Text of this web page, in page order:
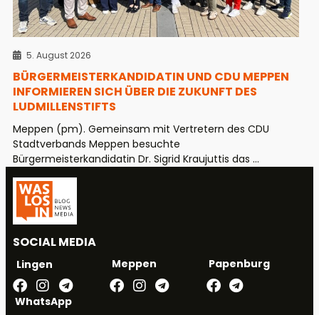
5. August 2026
BÜRGERMEISTERKANDIDATIN UND CDU MEPPEN
INFORMIEREN SICH ÜBER DIE ZUKUNFT DES
LUDMILLENSTIFTS
Meppen (pm). Gemeinsam mit Vertretern des CDU
Stadtverbands Meppen besuchte
Bürgermeisterkandidatin Dr. Sigrid Kraujuttis das ...
SOCIAL MEDIA
Lingen Meppen Papenburg
WhatsApp